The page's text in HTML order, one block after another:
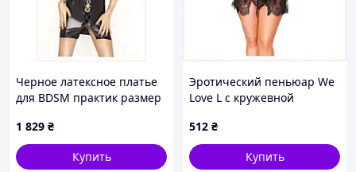
Черное латексное платье
для BDSM практик размер
1 829 ₴
Купить
Эротический пеньюар We
Love L с кружевной
512 ₴
Купить